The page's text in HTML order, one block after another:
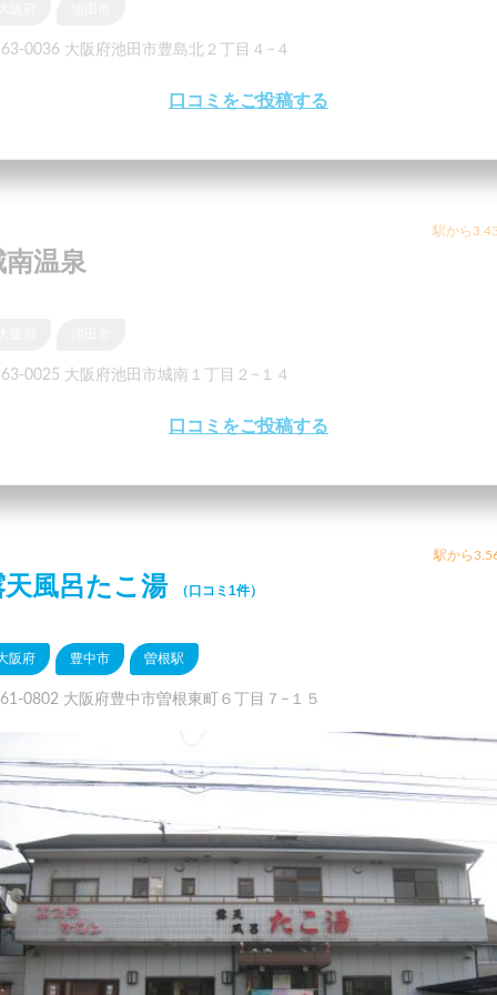
0036 大阪府池田市豊島北２丁目４−４
口コミをご投稿する
駅から
南温泉
0025 大阪府池田市城南１丁目２−１４
口コミをご投稿する
駅から
天風呂たこ湯 （口コミ1件）
阪府 豊中市 曽根駅
0802 大阪府豊中市曽根東町６丁目７−１５